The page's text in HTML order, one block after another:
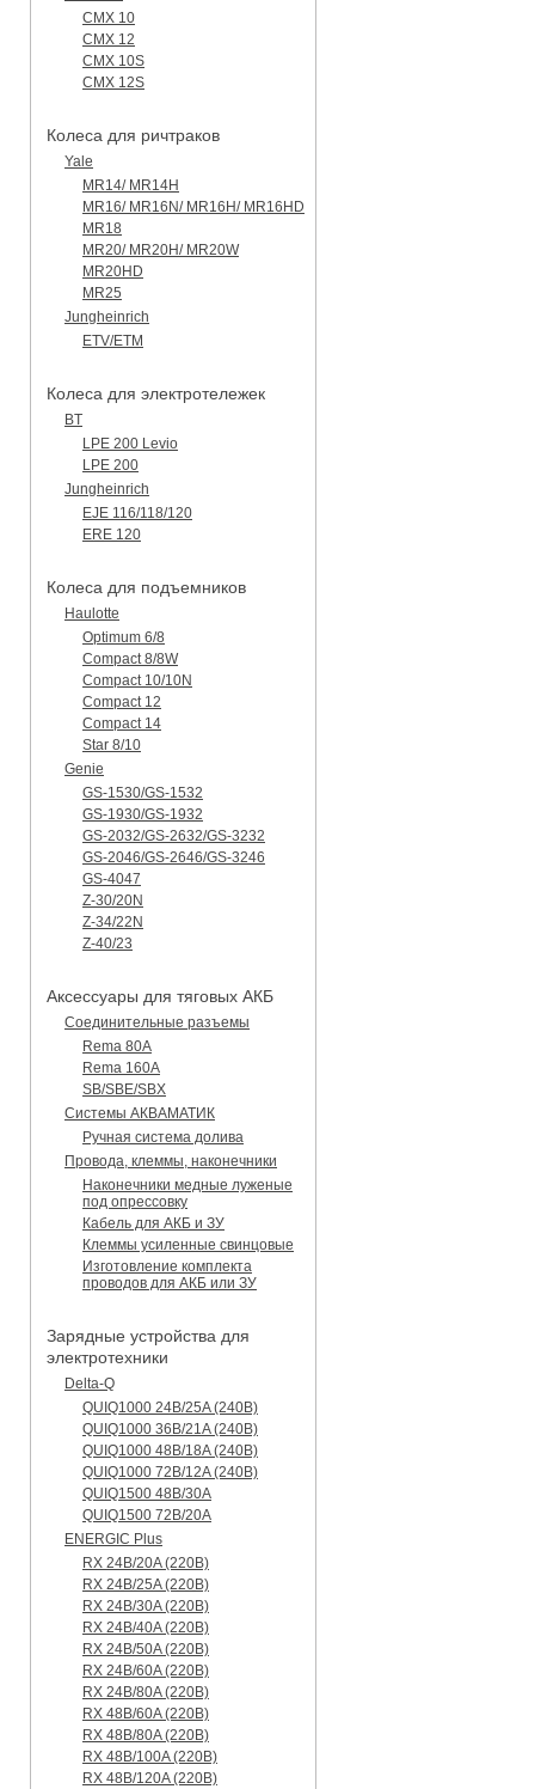
CMX 10
CMX 12
CMX 10S
CMX 12S
Колеса для ричтраков
Yale
MR14/ MR14H
MR16/ MR16N/ MR16H/ MR16HD
MR18
MR20/ MR20H/ MR20W
MR20HD
MR25
Jungheinrich
ETV/ETM
Колеса для электротележек
BT
LPE 200 Levio
LPE 200
Jungheinrich
EJE 116/118/120
ERE 120
Колеса для подъемников
Haulotte
Optimum 6/8
Compact 8/8W
Compact 10/10N
Compact 12
Compact 14
Star 8/10
Genie
GS-1530/GS-1532
GS-1930/GS-1932
GS-2032/GS-2632/GS-3232
GS-2046/GS-2646/GS-3246
GS-4047
Z-30/20N
Z-34/22N
Z-40/23
Аксессуары для тяговых АКБ
Соединительные разъемы
Rema 80A
Rema 160A
SB/SBE/SBX
Системы АКВАМАТИК
Ручная система долива
Провода, клеммы, наконечники
Наконечники медные луженые
под опрессовку
Кабель для АКБ и ЗУ
Клеммы усиленные свинцовые
Изготовление комплекта
проводов для АКБ или ЗУ
Зарядные устройства для
электротехники
Delta-Q
QUIQ1000 24B/25A (240B)
QUIQ1000 36B/21A (240B)
QUIQ1000 48B/18A (240B)
QUIQ1000 72B/12A (240B)
QUIQ1500 48B/30A
QUIQ1500 72B/20A
ENERGIC Plus
RX 24B/20A (220B)
RX 24B/25A (220B)
RX 24B/30A (220B)
RX 24B/40A (220B)
RX 24B/50A (220B)
RX 24B/60A (220B)
RX 24B/80A (220B)
RX 48B/60A (220B)
RX 48B/80A (220B)
RX 48B/100A (220B)
RX 48B/120A (220B)